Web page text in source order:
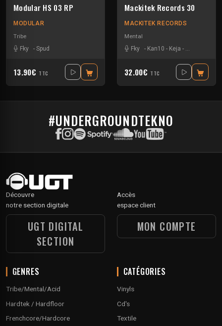
Modular HS 03 RP
MODULAR
Tribe
Fky
- Spud
13.90€ TTC
Mackitek Records 30
MACKITEK RECORDS
Mental
Fky
- Kan10 - Keja -
32.00€ TTC
#UNDERGROUNDTEKNO
Découvre
notre section digitale
UGT DIGITAL
SECTION
Accès
espace client
MON COMPTE
GENRES
Tribe/Mental/Acid
Hardtek / Hardfloor
Frenchcore/Hardcore
CATÉGORIES
Vinyls
Cd's
Textile